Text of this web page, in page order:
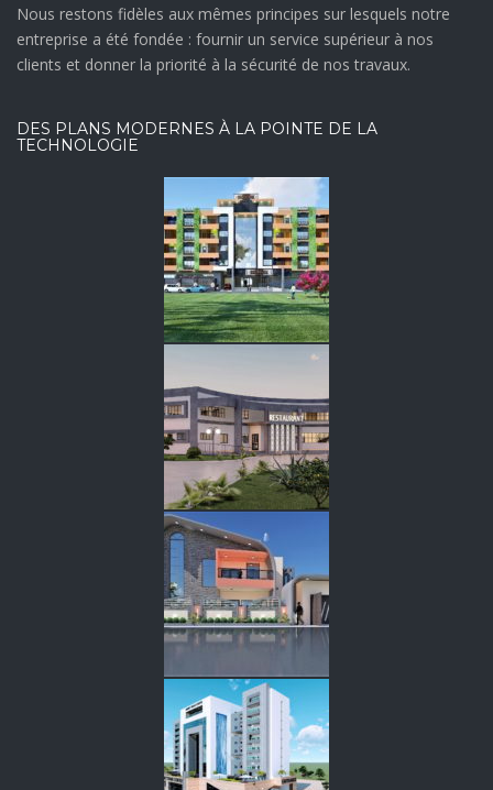
Nous restons fidèles aux mêmes principes sur lesquels notre
entreprise a été fondée : fournir un service supérieur à nos
clients et donner la priorité à la sécurité de nos travaux.
DES PLANS MODERNES À LA POINTE DE LA
TECHNOLOGIE